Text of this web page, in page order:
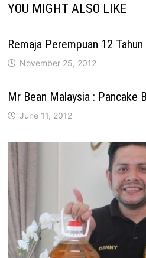
YOU MIGHT ALSO LIKE
Remaja Perempuan 12
November 25, 2012
Mr Bean Malaysia : Pancake
June 11, 2012